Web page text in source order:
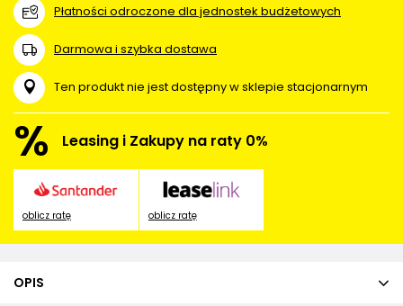
Płatności odroczone dla jednostek budżetowych
Darmowa i szybka dostawa
Ten produkt nie jest dostępny w sklepie stacjonarnym
% Leasing i Zakupy na raty 0%
oblicz ratę oblicz ratę
OPIS